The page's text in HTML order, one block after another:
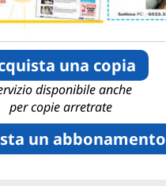
una copia
disponibile anche
per copie arretrate
un abbonamento